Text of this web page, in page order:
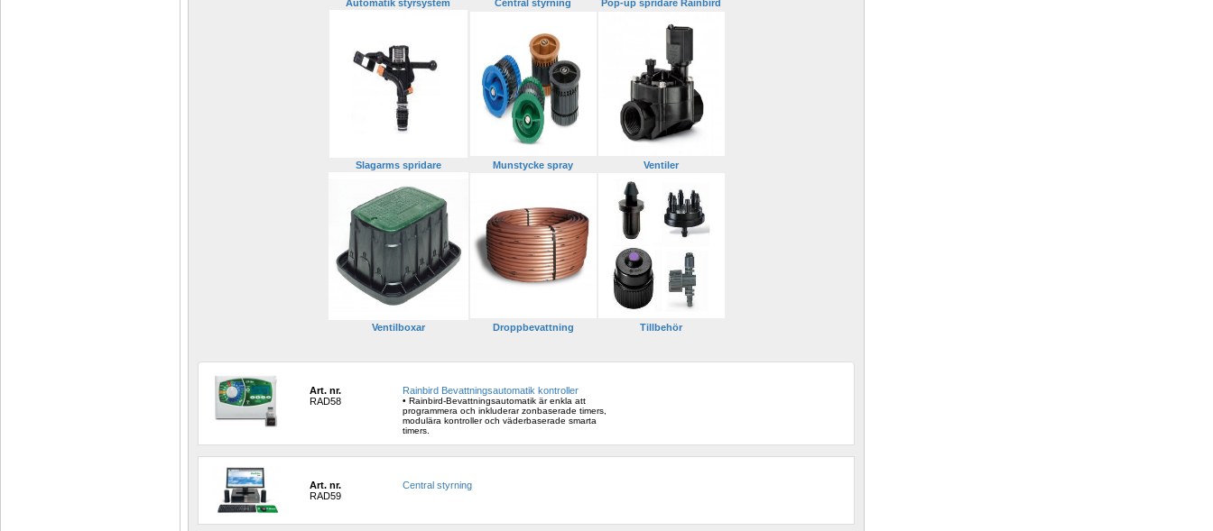
Automatik styrsystem Central styrning Pop-up spridare Rainbird
Slagarms spridare Munstycke spray Ventiler
Ventilboxar Droppbevattning Tillbehör
Art. nr.
RAD58
Rainbird Bevattningsautomatik kontroller
• Rainbird-Bevattningsautomatik är enkla att
programmera och inkluderar zonbaserade timers,
modulära kontroller och väderbaserade smarta
timers.
Art. nr.
RAD59
Central styrning